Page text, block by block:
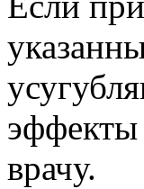
эффекты
врачу.